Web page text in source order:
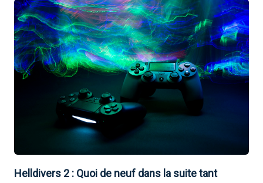
Helldivers 2 : Quoi de neuf dans la suite tant